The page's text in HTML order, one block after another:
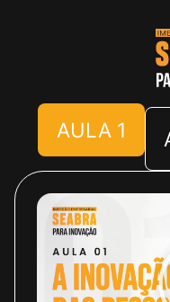
AULA 1